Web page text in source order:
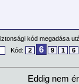
kód megadása
Kód: 2 6 9 1 6
Eddig nem